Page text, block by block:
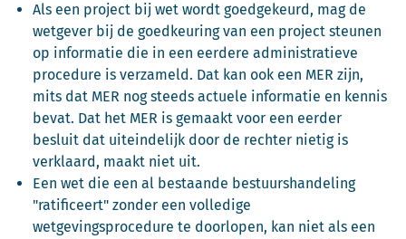
Als een project bij wet wordt goedgekeurd, mag de
wetgever bij de goedkeuring van een project steunen
op informatie die in een eerdere administratieve
procedure is verzameld. Dat kan ook een MER zijn,
mits dat MER nog steeds actuele informatie en kennis
bevat. Dat het MER is gemaakt voor een eerder
besluit dat uiteindelijk door de rechter nietig is
verklaard, maakt niet uit.
Een wet die een al bestaande bestuurshandeling
"ratificeert" zonder een volledige
wetgevingsprocedure te doorlopen, kan niet als een